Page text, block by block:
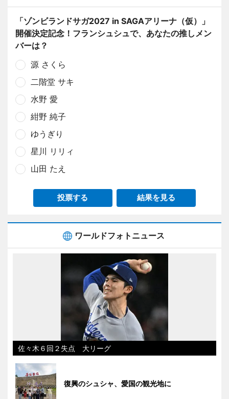
「ゾンビランドサガ2027 in SAGAアリーナ（仮）」
開催決定記念！フランシュシュで、あなたの推しメン
バーは？
源 さくら
二階堂 サキ
水野 愛
紺野 純子
ゆうぎり
星川 リリィ
山田 たえ
投票する 結果を見る
ワールドフォトニュース
佐々木６回２失点 大リーグ
復興のシュシャ、愛国の観光地に